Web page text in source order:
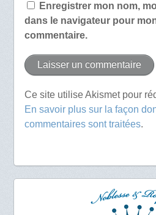
Enregistrer mon nom,
dans le navigateur pour
commentaire.
Ce site utilise Akismet pour
En savoir plus sur la façon
commentaires sont traitées.